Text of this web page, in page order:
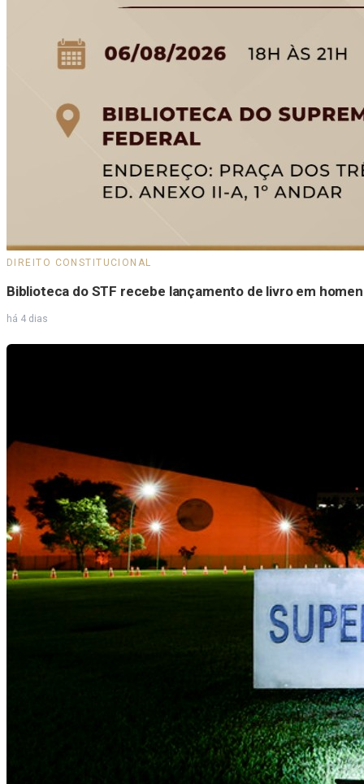
DIREITO CONSTITUCIONAL
Biblioteca do STF recebe lançamento de livro em
há 4 dias